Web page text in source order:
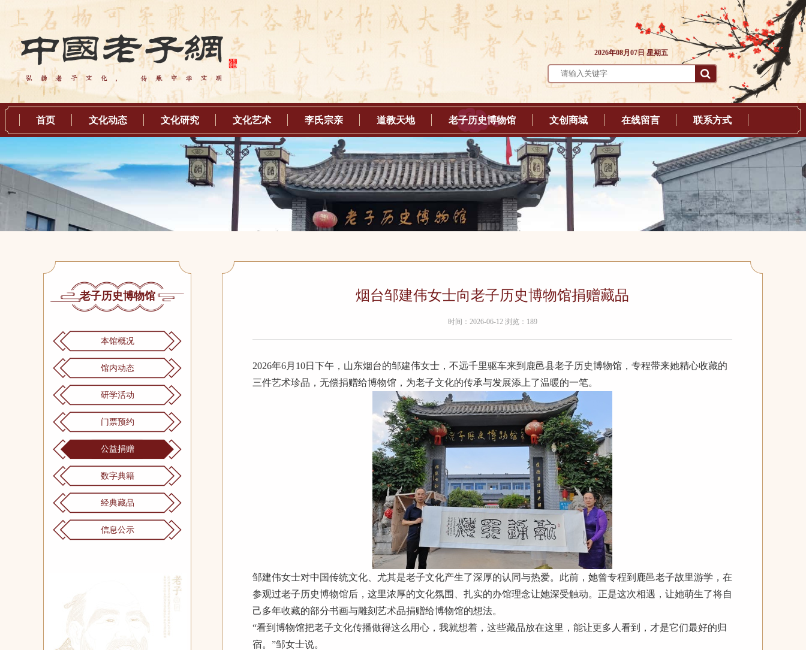
2026年08月07日 星期五
首页 文化动态 文化研究 文化艺术 李氏宗亲 道教天地 老子历史博物馆 文创商城 在线留言 联系方式
老子历史博物馆
本馆概况
馆内动态
研学活动
门票预约
公益捐赠
数字典籍
经典藏品
信息公示
烟台邹建伟女士向老子历史博物馆捐赠藏品
时间：2026-06-12 浏览：189
2026年6月10日下午，山东烟台的邹建伟女士，不远千里驱车来到鹿邑县老子历史博物馆，专程带来她精心收藏的
三件艺术珍品，无偿捐赠给博物馆，为老子文化的传承与发展添上了温暖的一笔。
邹建伟女士对中国传统文化、尤其是老子文化产生了深厚的认同与热爱。此前，她曾专程到鹿邑老子故里游学，在
参观过老子历史博物馆后，这里浓厚的文化氛围、扎实的办馆理念让她深受触动。正是这次相遇，让她萌生了将自
己多年收藏的部分书画与雕刻艺术品捐赠给博物馆的想法。
“看到博物馆把老子文化传播做得这么用心，我就想着，这些藏品放在这里，能让更多人看到，才是它们最好的归
宿。”邹女士说。